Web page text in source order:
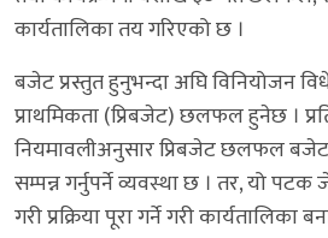
कार्यतालिका तय गरिएको छ ।
बजेट प्रस्तुत हुनुभन्दा अघि विनियोजन
प्राथमिकता (प्रिबजेट) छलफल हुनेछ ।
नियमावलीअनुसार प्रिबजेट छलफल
सम्पन्न गर्नुपर्ने व्यवस्था छ । तर, यो
गरी प्रक्रिया पूरा गर्ने गरी कार्यतालिका